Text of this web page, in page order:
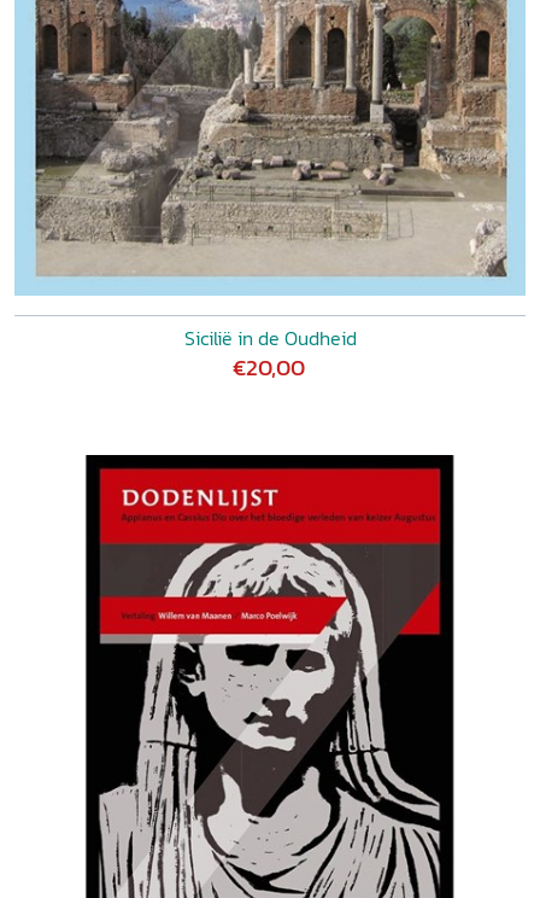
Sicilië in de Oudheid
€20,00